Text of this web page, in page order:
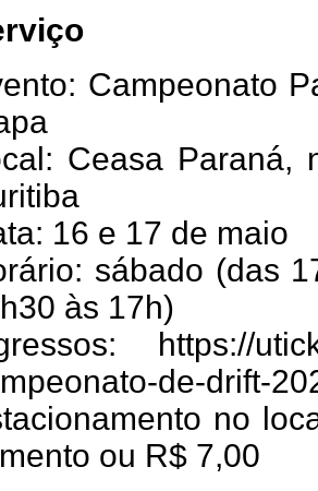
Campeonato
Ceasa Paraná,
16 e 17 de maio
sábado (das
às 17h)
https://
de-drift-
no
ou R$ 7,00